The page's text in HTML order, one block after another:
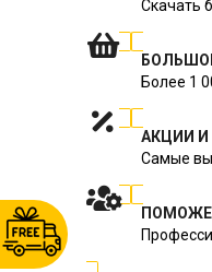
Скачать
Более 1
АКЦИИ И
Самые